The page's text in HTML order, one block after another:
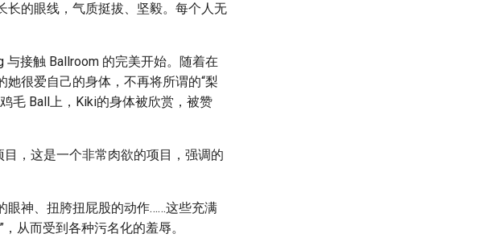
长的眼线，气质挺拔、坚毅。每个人无
接触 Ballroom 的完美开始。随着在
很爱自己的身体，不再将所谓的“梨
毛 Ball上，Kiki的身体被欣赏，被赞
，这是一个非常肉欲的项目，强调的
眼神、扭胯扭屁股的动作……这些充满
从而受到各种污名化的羞辱。